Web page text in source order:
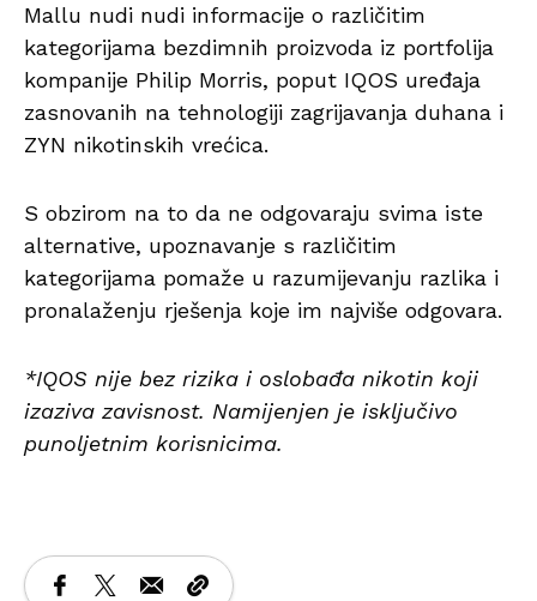
Mallu nudi nudi informacije o različitim
kategorijama bezdimnih proizvoda iz portfolija
kompanije Philip Morris, poput IQOS uređaja
zasnovanih na tehnologiji zagrijavanja duhana i
ZYN nikotinskih vrećica.
S obzirom na to da ne odgovaraju svima iste
alternative, upoznavanje s različitim
kategorijama pomaže u razumijevanju razlika i
pronalaženju rješenja koje im najviše odgovara.
*IQOS nije bez rizika i oslobađa nikotin koji
izaziva zavisnost. Namijenjen je isključivo
punoljetnim korisnicima.